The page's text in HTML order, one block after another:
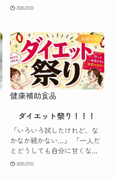
2026.07.03
お知らせ
健康補助食品
ダイエット祭り！！！
「いろいろ試したけれど、な
かなか続かない…」 「一人だ
とどうしても自分に甘くな...
2026.07.03